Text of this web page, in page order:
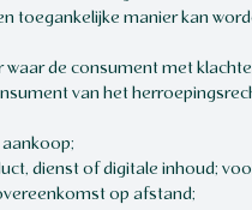
toegankelijke manier kan
de consument met
van het
dienst of digitale inhoud;
op afstand;